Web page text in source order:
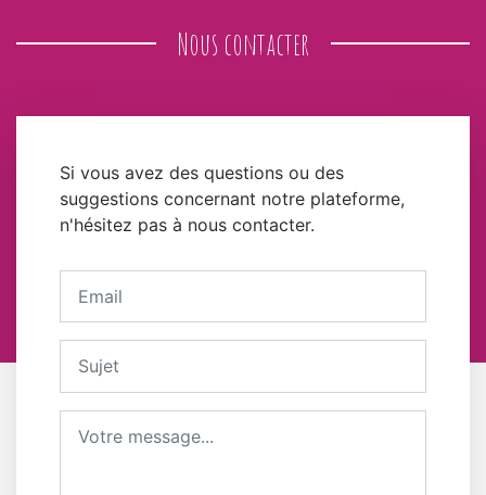
Nous contacter
Si vous avez des questions ou des
suggestions concernant notre plateforme,
n'hésitez pas à nous contacter.